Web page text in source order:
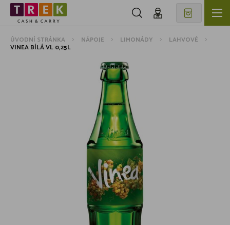
ÚVODNÍ STRÁNKA NÁPOJE LIMONÁDY LAHVOVÉ
VINEA BÍLÁ VL 0,25L